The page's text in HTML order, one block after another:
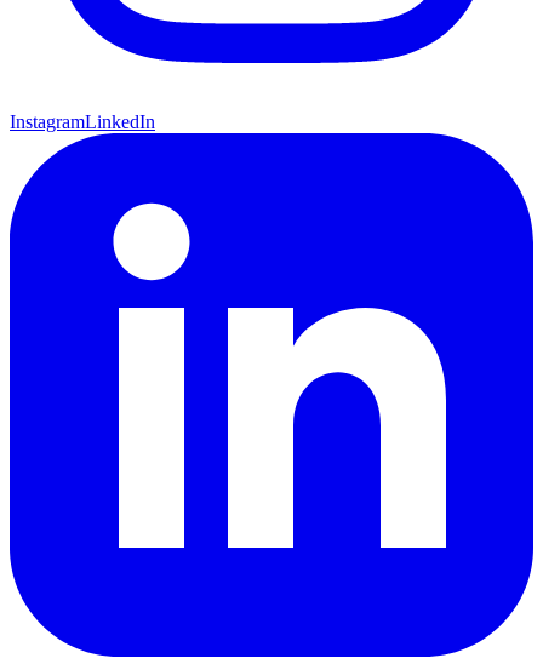
InstagramLinkedIn